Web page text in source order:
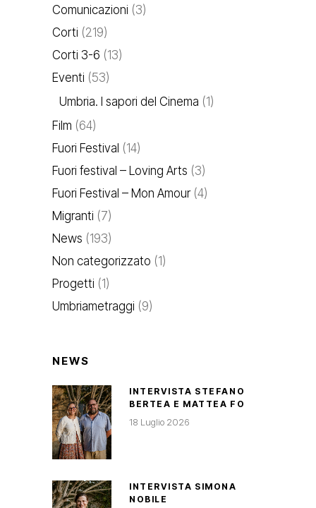
Comunicazioni (3)
Corti (219)
Corti 3-6 (13)
Eventi (53)
Umbria. I sapori del Cinema (1)
Film (64)
Fuori Festival (14)
Fuori festival – Loving Arts (3)
Fuori Festival – Mon Amour(4)
Migranti (7)
News (193)
Non categorizzato (1)
Progetti (1)
Umbriametraggi (9)
NEWS
INTERVISTA STEFANO
BERTEA E MATTEA FO
18 Luglio 2026
INTERVISTA SIMONA
NOBILE